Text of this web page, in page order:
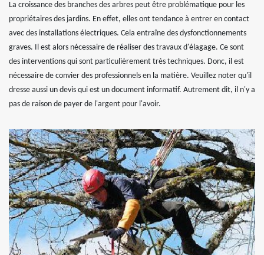
La croissance des branches des arbres peut être problématique pour les
propriétaires des jardins. En effet, elles ont tendance à entrer en contact
avec des installations électriques. Cela entraîne des dysfonctionnements
graves. Il est alors nécessaire de réaliser des travaux d'élagage. Ce sont
des interventions qui sont particulièrement très techniques. Donc, il est
nécessaire de convier des professionnels en la matière. Veuillez noter qu'il
dresse aussi un devis qui est un document informatif. Autrement dit, il n'y a
pas de raison de payer de l'argent pour l'avoir.